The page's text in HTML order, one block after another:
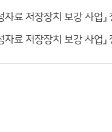
자료 저장장치 보강 사
자료 저장장치 보강 사